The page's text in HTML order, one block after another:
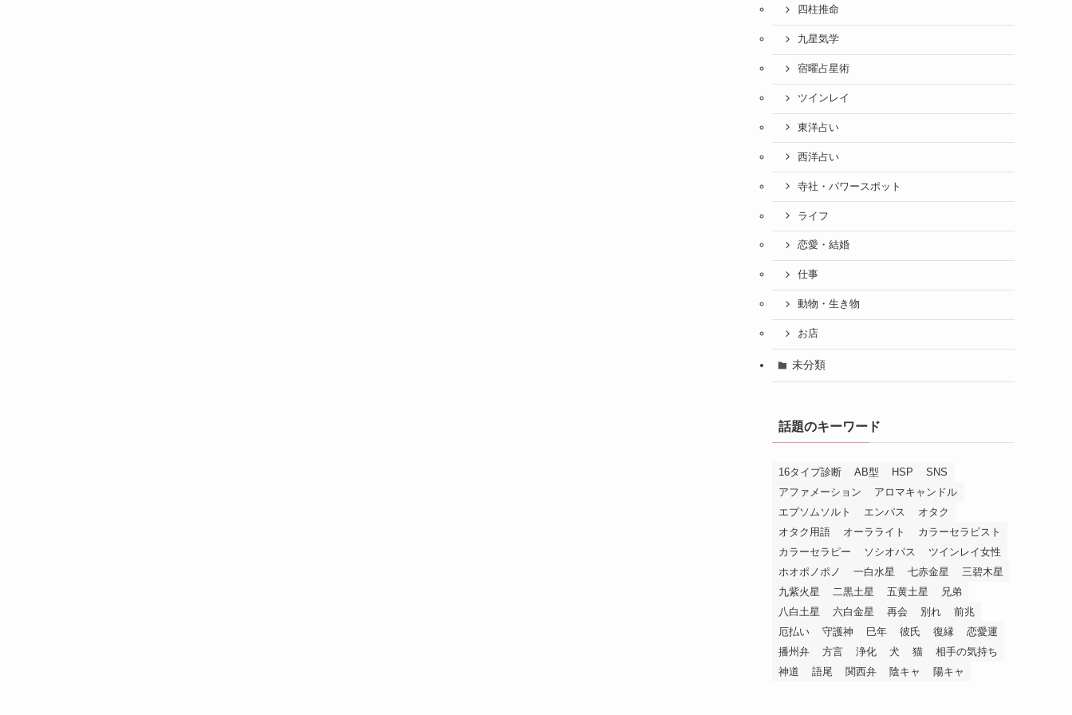
四柱推命
九星気学
宿曜占星術
ツインレイ
東洋占い
西洋占い
寺社・パワースポット
ライフ
恋愛・結婚
仕事
動物・生き物
お店
未分類
話題のキーワード
16タイプ診断 AB型 HSP
SNS
アファメーション
アロマキャンドル
エプソムソルト
エンパス
オタク
オタク用語
オーラライト
カラーセラピスト
カラーセラピー
ソシオパス
ツインレイ女性
ホオポノポノ
一白水星 七赤金星
三碧木星
九紫火星
二黒土星 五黄土星
兄弟
八白土星
六白金星 再会 別れ
前兆
厄払い
守護神 巳年 彼氏 復縁
恋愛運
播州弁
方言 浄化 犬 猫
相手の気持ち
神道
語尾 関西弁 陰キャ 陽キャ